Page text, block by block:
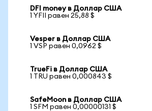
DFI money в Доллар США
1 YFII равен 25,88 $
Vesper в Доллар США
1 VSP равен 0,0962 $
TrueFi в Доллар США
1 TRU равен 0,000843 $
SafeMoon в Доллар США
1 SFM равен 0,00000131 $